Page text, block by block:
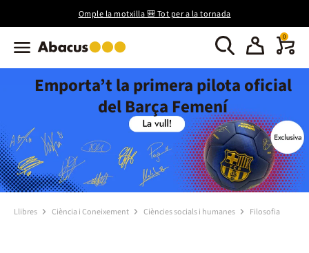
Omple la motxilla 🎒 Tot per a la tornada
0
Emporta’t la primera pilota oficial
del Barça Femení
Llibres Ciència i Coneixement Ciències socials i humanes Filosofia